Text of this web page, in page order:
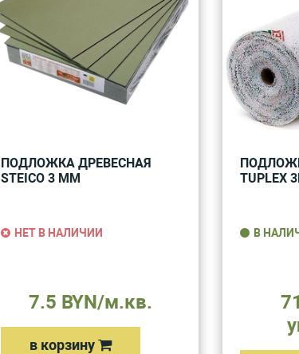
ПОДЛОЖКА ДРЕВЕСНАЯ
STEICO 3 ММ
НЕТ В НАЛИЧИИ
7.5 BYN/м.кв.
в корзину
TUPLEX
В